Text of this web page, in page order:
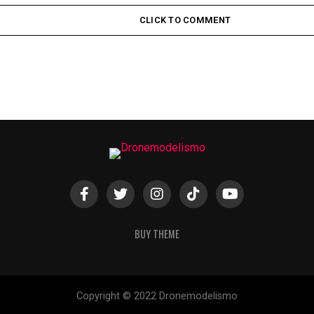
CLICK TO COMMENT
BUY THEME
Copyright © 2022 Dronemodelismo